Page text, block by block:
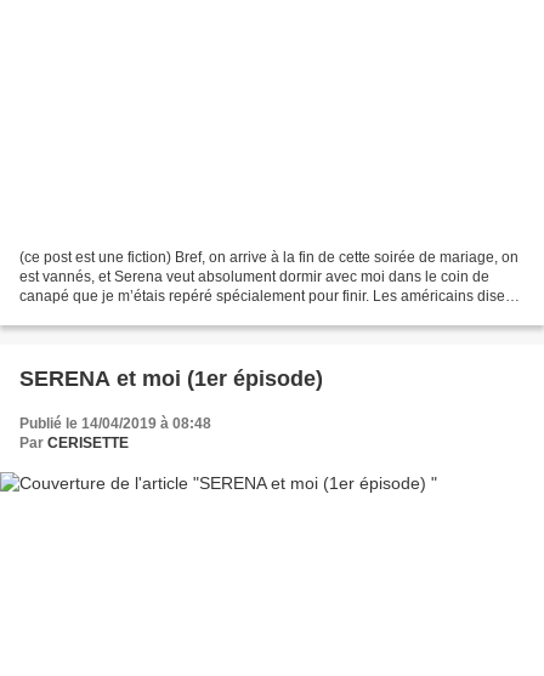
(ce post est une fiction) Bref, on arrive à la fin de cette soirée de mariage, on
est vannés, et Serena veut absolument dormir avec moi dans le coin de
canapé que je m’étais repéré spécialement pour finir. Les américains disent
SERENA et moi (1er épisode)
Publié le 14/04/2019 à 08:48
Par CERISETTE